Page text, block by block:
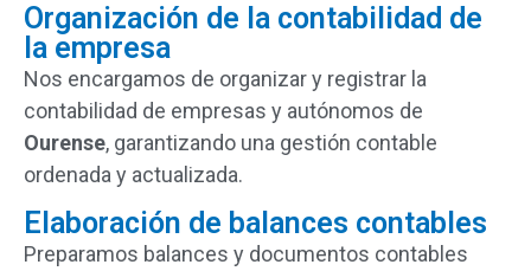
Organización de la contabilidad de
la empresa
Nos encargamos de organizary registrar la
contabilidad de empresas y autónomos de
Ourense, garantizando una gestión contable
ordenaday actualizada.
Elaboración de balances contables
Preparamos balances y documentos contables